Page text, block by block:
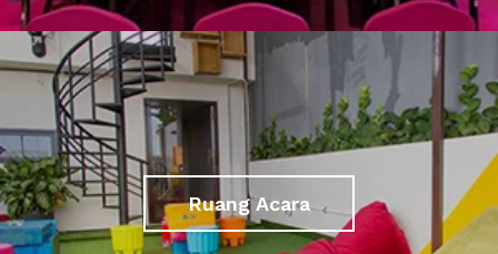
Ruang Acara